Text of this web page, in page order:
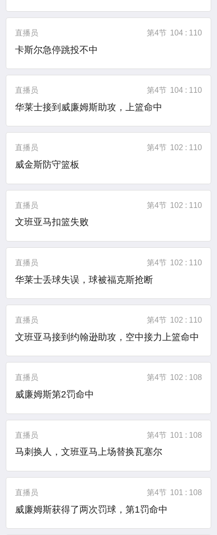
直播员 第4节 104 : 110
卡斯尔急停跳投不中
直播员 第4节 104 : 110
华莱士接到威廉姆斯助攻，上篮命中
直播员 第4节 102 : 110
威金斯防守篮板
直播员 第4节 102 : 110
文班亚马扣篮失败
直播员 第4节 102 : 110
华莱士丢球失误，球被福克斯抢断
直播员 第4节 102 : 110
文班亚马接到约翰逊助攻，空中接力上篮命中
直播员 第4节 102 : 108
威廉姆斯第2罚命中
直播员 第4节 101 : 108
马刺换人，文班亚马上场替换瓦塞尔
直播员 第4节 101 : 108
威廉姆斯获得了两次罚球，第1罚命中